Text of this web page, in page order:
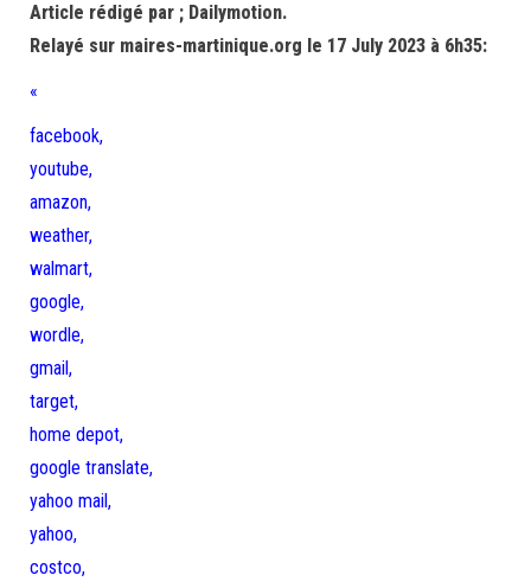
Article rédigé par ; Dailymotion.
Relayé sur maires-martinique.org le 17 July 2023 à 6h35:
«
facebook,
youtube,
amazon,
weather,
walmart,
google,
wordle,
gmail,
target,
home depot,
google translate,
yahoo mail,
yahoo,
costco,